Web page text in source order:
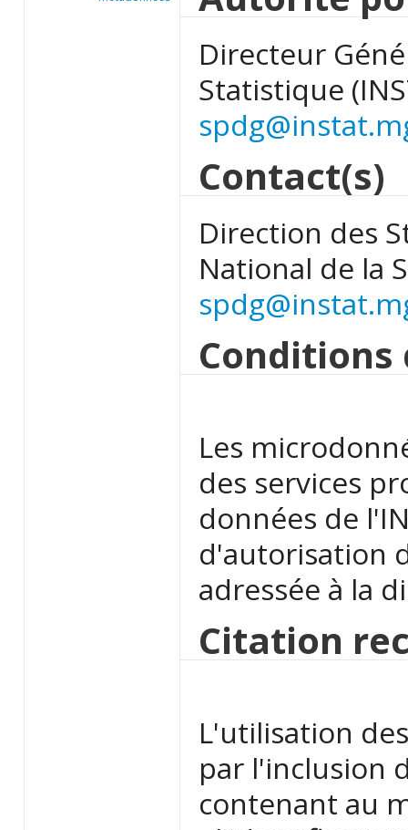
Directeur
Statistique
Contact(s)
Direction des
National de la
Conditions
Les
des services
données de
d'autorisation
adressée à la
Citation
L'utilisation
par l'inclusion
contenant au